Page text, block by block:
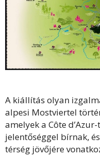
A kiállítás olyan
alpesi Mostviertel
amelyek a Côte
jelentőséggel bírnak,
térség jövőjére